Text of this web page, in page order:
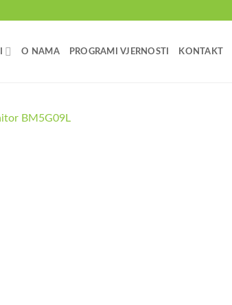
O NAMA PROGRAMI VJERNOSTI KONTAKT